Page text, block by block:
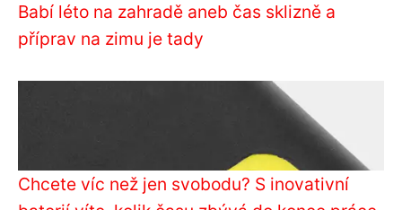
Babí léto na zahradě aneb čas sklizně a
příprav na zimu je tady
Chcete víc než jen svobodu? S inovativní